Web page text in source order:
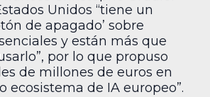
Unidos “tiene un
de apagado’ sobre
y están más que
por lo que propuso
de millones de euros en
ecosistema de IA europeo”.